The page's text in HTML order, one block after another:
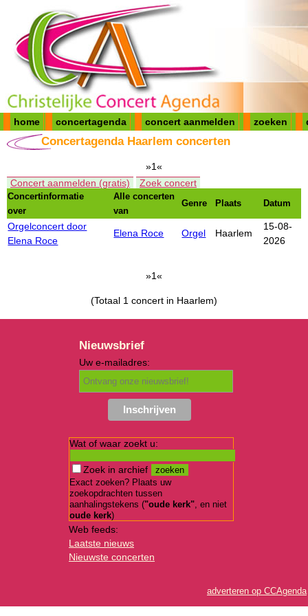
home concertagenda concert aanmelden zoeken
Concertagenda Haarlem concerten
»1«
Concert aanmelden (gratis)
Zoek concert
Concertinformatie
over
Alle concerten
van
Genre Plaats Datum
Orgelconcert door
Elena Roce
Elena Roce Orgel Haarlem
15-08-
2026
»1«
(Totaal 1 concert in Haarlem)
Nieuwsbrief
Uw e-mailadres:
Wat of waar zoekt u:
Zoek in archief
Exact zoeken? Plaats uw
zoekopdrachten tussen
aanhalingstekens ("oude kerk", en niet
oude kerk)
Web feeds:
Laatste nieuws
Nieuwste concerten
adverteren op CCAgenda